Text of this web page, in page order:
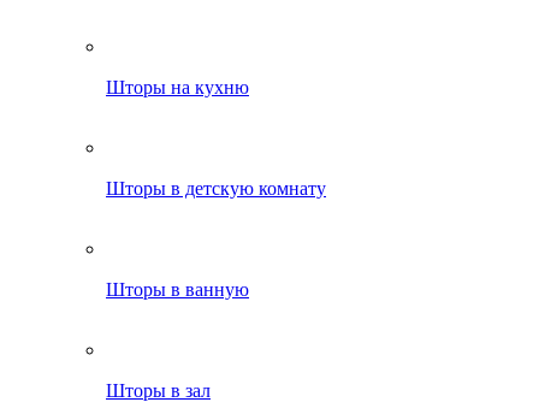
Шторы на кухню
Шторы в детскую комнату
Шторы в ванную
Шторы в зал